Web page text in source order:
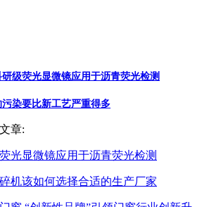
级荧光显微镜应用于沥青荧光检测
染要比新工艺严重得多
章:
光显微镜应用于沥青荧光检测
机该如何选择合适的生产厂家